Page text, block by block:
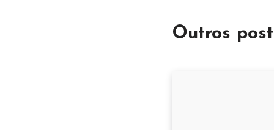
Outros